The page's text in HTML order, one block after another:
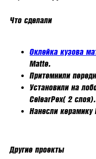
Что сделали
Оклейка кузова
Matte.
Притемнили
Установили на
CelearPex( 2 слоя).
Нанесли керамику
Другие проекты